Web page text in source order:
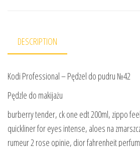
DESCRIPTION
Kodi Professional – Pędzel do pudru №42
Pędzle do makijażu
burberry tender, ck one edt 200ml, zippo
quickliner for eyes intense, aloes na
rumeur 2 rose opinie, dior fahrenheit